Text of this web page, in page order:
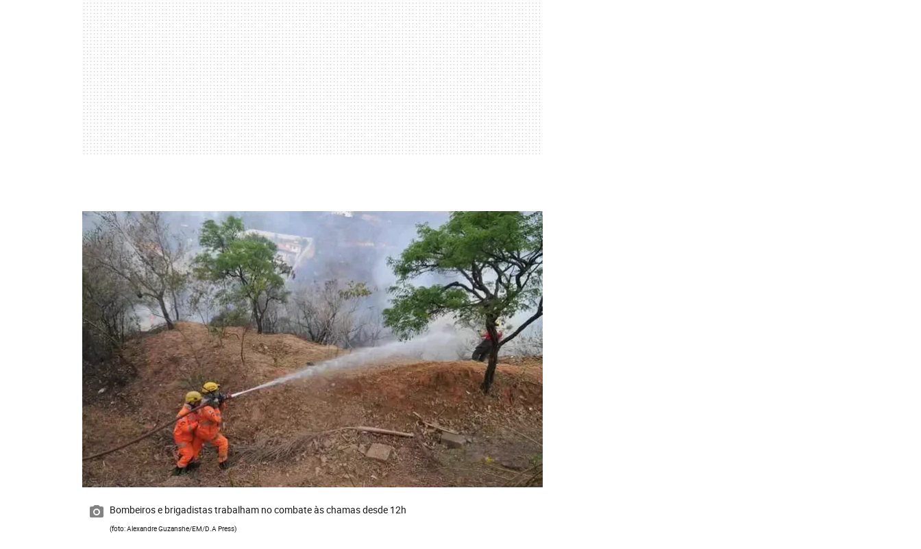
Bombeiros e brigadistas trabalham no combate às chamas desde 12h
(foto: Alexandre Guzanshe/EM/D.A Press)